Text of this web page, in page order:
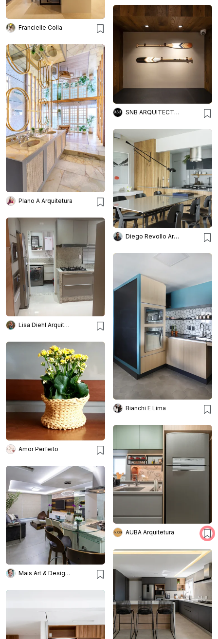
Francielle Colla
SNB ARQUITECTOS
Plano A Arquitetura
Diego Revollo Arquitetura
Lisa Diehl Arquitetos
Bianchi E Lima
Amor Perfeito
AUBA Arquitetura
Mais Art & Design - Studio de Interiores